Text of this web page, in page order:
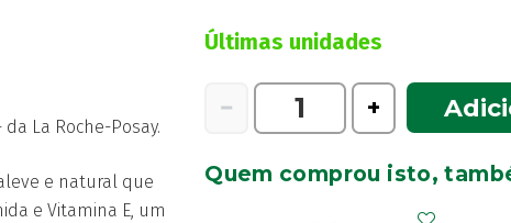
La Roche-Posay.
e natural que
e Vitamina E, um
Últimas unidades
−
Quantidade
Roche
+
Quem comprou isto,